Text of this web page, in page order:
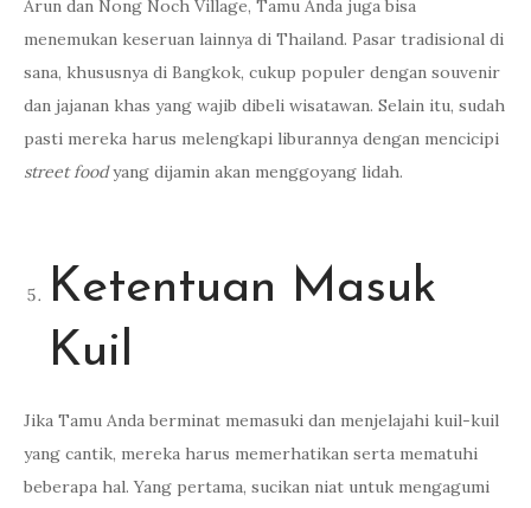
Arun dan Nong Noch Village, Tamu Anda juga bisa
menemukan keseruan lainnya di Thailand. Pasar tradisional di
sana, khususnya di Bangkok, cukup populer dengan souvenir
dan jajanan khas yang wajib dibeli wisatawan. Selain itu, sudah
pasti mereka harus melengkapi liburannya dengan mencicipi
street foodyang dijamin akan menggoyang lidah.
Ketentuan Masuk
Kuil
Jika Tamu Anda berminat memasuki dan menjelajahi kuil-kuil
yang cantik, mereka harus memerhatikan serta mematuhi
beberapa hal. Yang pertama, sucikan niat untuk mengagumi